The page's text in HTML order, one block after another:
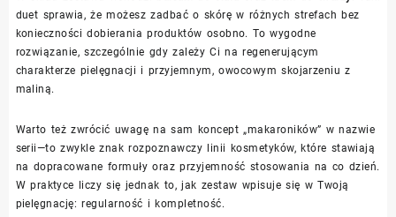
duet sprawia, że możesz zadbać o skórę w różnych strefach bez
konieczności dobierania produktów osobno. To wygodne
rozwiązanie, szczególnie gdy zależy Ci na regenerującym
charakterze pielęgnacji i przyjemnym, owocowym skojarzeniu z
maliną.
Warto też zwrócić uwagę na sam koncept „makaroników” w nazwie
serii—to zwykle znak rozpoznawczy linii kosmetyków, które stawiają
na dopracowane formuły oraz przyjemność stosowania na co dzień.
W praktyce liczy się jednak to, jak zestaw wpisuje się w Twoją
pielęgnację: regularność i kompletność.